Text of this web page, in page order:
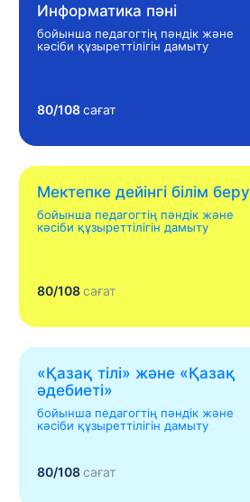
Информатика пәні
бойынша педагогтің пәндік және
кәсіби құзыреттілігін дамыту
80/108сағат
Мектепке дейінгі білім беру
бойынша педагогтің пәндік және
кәсіби құзыреттілігін дамыту
80/108сағат
«Қазақ тілі» жəне «Қазақ
əдебиеті»
бойынша педагогтің пәндік және
кәсіби құзыреттілігін дамыту
80/108сағат